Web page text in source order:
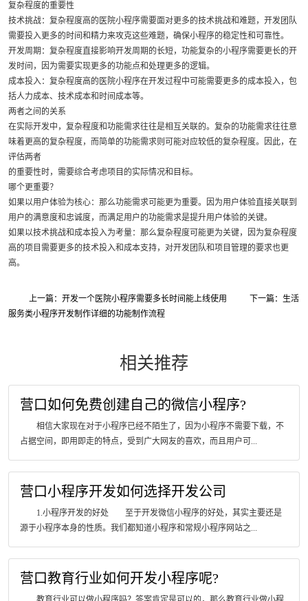
复杂程度的重要性
技术挑战：复杂程度高的医院小程序需要面对更多的技术挑战和难题，开发团队
需要投入更多的时间和精力来攻克这些难题，确保小程序的稳定性和可靠性。
开发周期：复杂程度直接影响开发周期的长短，功能复杂的小程序需要更长的开
发时间，因为需要实现更多的功能点和处理更多的逻辑。
成本投入：复杂程度高的医院小程序在开发过程中可能需要更多的成本投入，包
括人力成本、技术成本和时间成本等。
两者之间的关系
在实际开发中，复杂程度和功能需求往往是相互关联的。复杂的功能需求往往意
味着更高的复杂程度，而简单的功能需求则可能对应较低的复杂程度。因此，在
评估两者
的重要性时，需要综合考虑项目的实际情况和目标。
哪个更重要？
如果以用户体验为核心：那么功能需求可能更为重要。因为用户体验直接关联到
用户的满意度和忠诚度，而满足用户的功能需求是提升用户体验的关键。
如果以技术挑战和成本投入为考量：那么复杂程度可能更为关键，因为复杂程度
高的项目需要更多的技术投入和成本支持，对开发团队和项目管理的要求也更
高。
上一篇：开发一个医院小程序需要多长时间能上线使用
下一篇：生活
服务类小程序开发制作详细的功能制作流程
相关推荐
营口如何免费创建自己的微信小程序?
相信大家现在对于小程序已经不陌生了，因为小程序不需要下载，不
占据空间，即用即走的特点，受到广大网友的喜欢，而且用户可...
营口小程序开发如何选择开发公司
1.小程序开发的好处 至于开发微信小程序的好处，其实主要还是
源于小程序本身的性质。我们都知道小程序和常规小程序网站之...
营口教育行业如何开发小程序呢?